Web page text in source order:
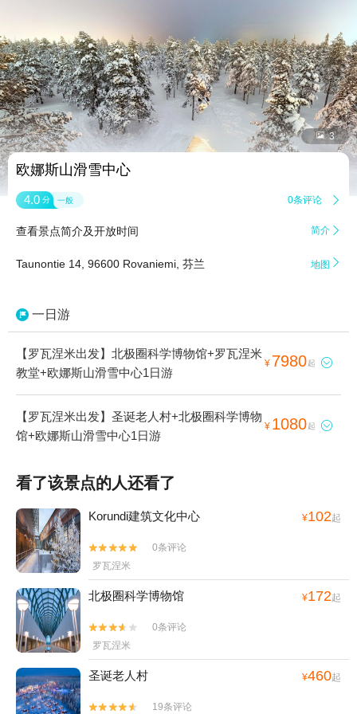
 3
欧娜斯山滑雪中心
4.0 分 一般 0条评论 
查看景点简介及开放时间 简介 
Taunontie 14, 96600 Rovaniemi, 芬兰 地图 
一日游
【罗瓦涅米出发】北极圈科学博物馆+罗瓦涅米
教堂+欧娜斯山滑雪中心1日游
¥ 7980起 
【罗瓦涅米出发】圣诞老人村+北极圈科学博物
馆+欧娜斯山滑雪中心1日游
¥ 1080起 
看了该景点的人还看了
Korundi建筑文化中心 ¥102起


0条评论
罗瓦涅米
北极圈科学博物馆 ¥172起


0条评论
罗瓦涅米
圣诞老人村 ¥460起

 19条评论